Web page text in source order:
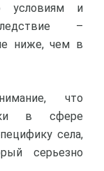
условиям и
–
ниже, чем в
что
в сфере
села,
серьезно